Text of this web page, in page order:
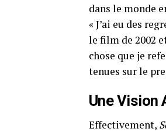
dans le monde
« J’ai eu des
le film de 2002
chose que je
tenues sur le
Une Vision
Effectivement,